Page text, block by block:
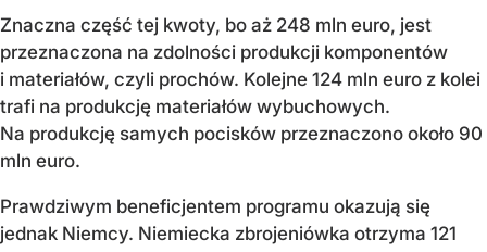
Znaczna część tej kwoty, bo aż 248 mln euro, jest
przeznaczona na zdolności produkcji komponentów
i materiałów, czyli prochów. Kolejne 124 mln euro z kolei
trafi na produkcję materiałów wybuchowych.
Na produkcję samych pocisków przeznaczono około 90
mln euro.
Prawdziwym beneficjentem programu okazują się
jednak Niemcy. Niemiecka zbrojeniówka otrzyma 121